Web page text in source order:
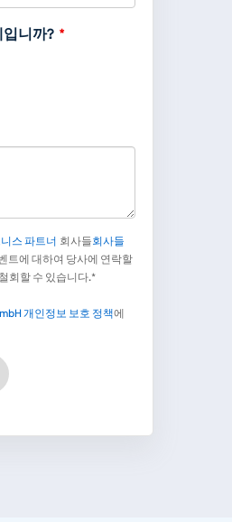
입니까?
스 파트너 회사들회사들
트에 대하여 당사에 연락할
회할 수 있습니다.*
개인정보 보호 정책에